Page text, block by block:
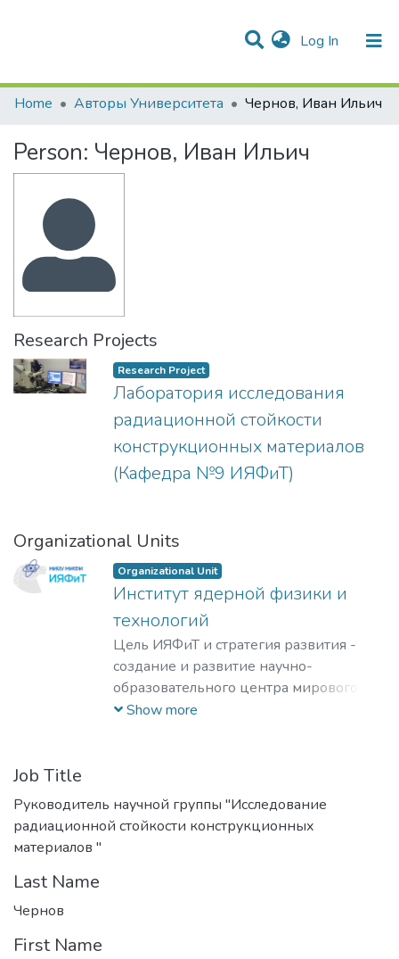
Log In (current)
Communities & Collections
Statistics
All of DSpace
Home
Авторы Университета Чернов, Иван Ильич
Person: Чернов, Иван Ильич
Research Projects
Research Project
Лаборатория исследования
радиационной стойкости
конструкционных материалов
(Кафедра №9 ИЯФиТ)
Organizational Units
Organizational Unit
Институт ядерной физики и
технологий
Цель ИЯФиТ и стратегия развития -
создание и развитие научно-
образовательного центра мирового
уровня в области ядерной физики и
космофизики.
Show more
Job Title
Руководитель научной группы "Исследование
радиационной стойкости конструкционных
материалов "
Last Name
Чернов
First Name